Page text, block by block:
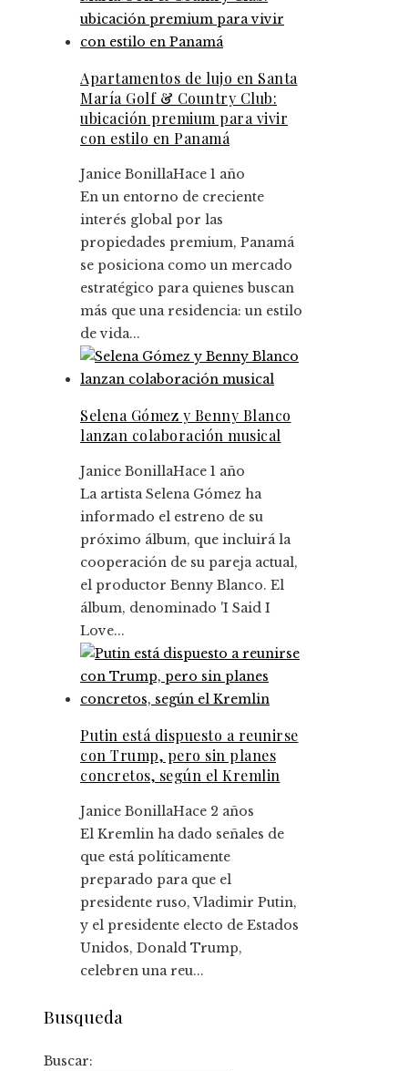
Apartamentos de lujo en Santa
María Golf & Country Club:
ubicación premium para vivir
con estilo en Panamá
Janice BonillaHace 1 año
En un entorno de creciente
interés global por las
propiedades premium, Panamá
se posiciona como un mercado
estratégico para quienes buscan
más que una residencia: un estilo
de vida...
Selena Gómez y Benny Blanco
lanzan colaboración musical
Janice BonillaHace 1 año
La artista Selena Gómez ha
informado el estreno de su
próximo álbum, que incluirá la
cooperación de su pareja actual,
el productor Benny Blanco. El
álbum, denominado 'I Said I
Love...
Putin está dispuesto a reunirse
con Trump, pero sin planes
concretos, según el Kremlin
Janice BonillaHace 2 años
El Kremlin ha dado señales de
que está políticamente
preparado para que el
presidente ruso, Vladimir Putin,
y el presidente electo de Estados
Unidos, Donald Trump,
celebren una reu...
Busqueda
Buscar: